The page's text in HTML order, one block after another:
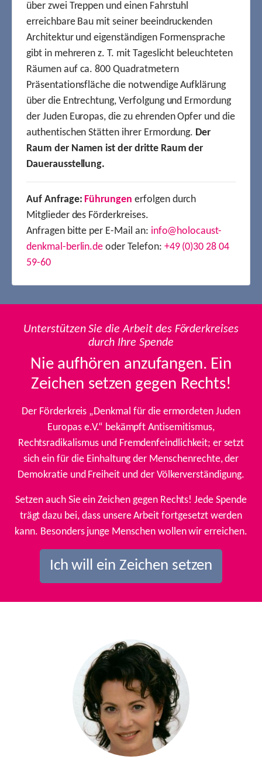
über zwei Treppen und einen Fahrstuhl
erreichbare Bau mit seiner beeindruckenden
Architektur und eigenständigen Formensprache
gibt in mehreren z. T. mit Tageslicht beleuchteten
Räumen auf ca. 800 Quadratmetern
Präsentationsfläche die notwendige Aufklärung
über die Entrechtung, Verfolgung und Ermordung
der Juden Europas, die zu ehrenden Opfer und die
authentischen Stätten ihrer Ermordung. Der
Raum der Namen ist der dritte Raum der
Dauerausstellung.
Auf Anfrage: Führungen erfolgen durch
Mitglieder des Förderkreises.
Anfragen bitte per E-Mail an: info@holocaust-
denkmal-berlin.de oder Telefon: +49 (0)30 28 04
59-60
Unterstützen Sie die Arbeit des Förderkreises
durch Ihre Spende
Nie aufhören anzufangen. Ein
Zeichen setzen gegen Rechts!
Der Förderkreis „Denkmal für die ermordeten Juden
Europas e.V.“ bekämpft Antisemitismus,
Rechtsradikalismus und Fremdenfeindlichkeit; er setzt
sich ein für die Einhaltung der Menschenrechte, der
Demokratie und Freiheit und der Völkerverständigung.
Setzen auch Sie ein Zeichen gegen Rechts! Jede Spende
trägt dazu bei, dass unsere Arbeit fortgesetzt werden
kann. Besonders junge Menschen wollen wir erreichen.
Ich will ein Zeichen setzen